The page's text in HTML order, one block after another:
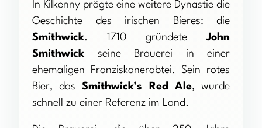
In Kilkenny prägte eine weitere Dynastie die
Geschichte des irischen Bieres: die
Smithwick. 1710 gründeteJohn
Smithwick seine Brauerei in einer
ehemaligen Franziskanerabtei. Sein rotes
Bier, dasSmithwick’s Red Ale, wurde
schnell zu einer Referenz im Land.